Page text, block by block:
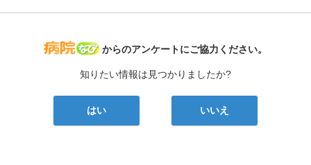
病院なび
からのアンケートにご協力ください。
知りたい情報は見つかりましたか?
はい いいえ